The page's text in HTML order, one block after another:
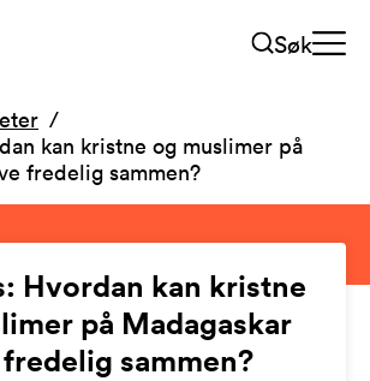
Søk
kan kristne og muslimer på
fredelig sammen?
Hvordan kan kristne
på Madagaskar
sammen?